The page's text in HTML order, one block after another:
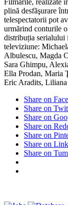
plină desfăşurare
telespectatorii pot
urmărind conturile
distribuția serialului
televiziune:
Albulescu, Magda
Sara Ghimpu,
Ella Prodan, Maria
Eric Aradits,
Share on
Share on
Share on
Share on
Share on
Share on
Share on